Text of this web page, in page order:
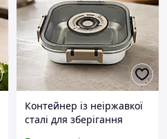
Контейнер із неіржавкої
сталі для зберігання